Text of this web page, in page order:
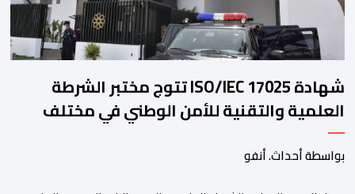
شهادة ISO/IEC 17025 تتوج مختبر الشرطة
العلمية والتقنية للأمن الوطني في مختلف
الخبرات الجنائية
بواسطة أحداث. أنفو